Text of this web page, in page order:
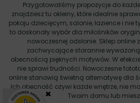
Przygotowaliśmy propozycje do
znajdziesz tu okleiny, które idealnie
pokoju dziecięcym, salonie, łazience i nie
to doskonały wybór dla miłośników
nowoczesnej odsłonie. Sklep online
zachwycające starannie
obecnością pięknych motywów. W
nie sprawi trudności. Nowoczesne
online stanowią świetną alternatywę dla
Ich obecność ożywi każde wnętrze, nie
Twoim domu lub
×